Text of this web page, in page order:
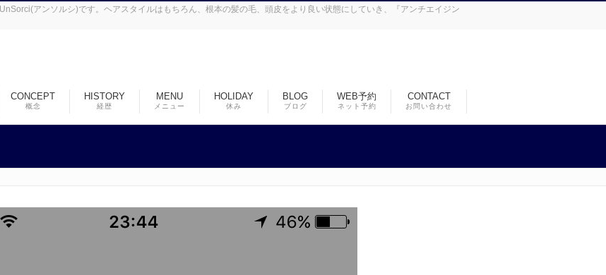
アンソルシ)です。ヘアスタイルはもちろん、根本の髪の毛、頭皮をより良い状態にしていき、『アンチエイジン
CONCEPT
概念
HISTORY
経歴
MENU
メニュー
HOLIDAY
休み
BLOG
ブログ
WEB予約
ネット予約
CONTACT
お問い合わせ